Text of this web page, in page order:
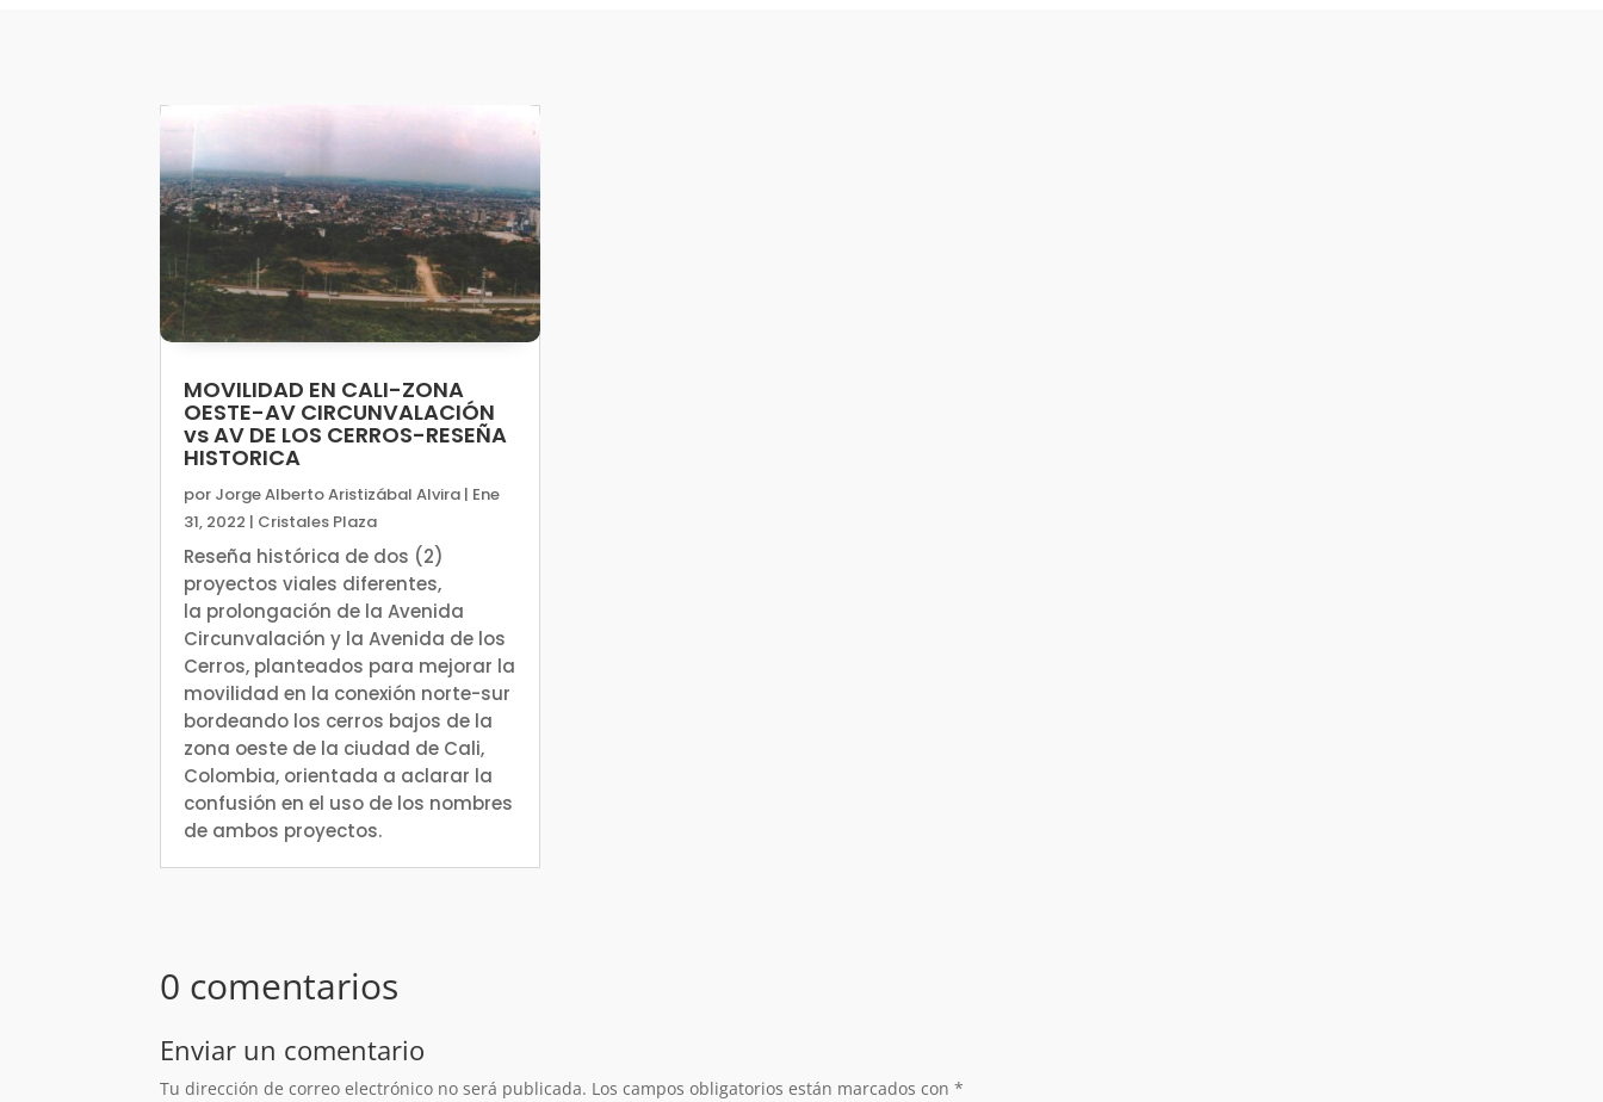
MOVILIDAD EN CALI-ZONA
OESTE-AV CIRCUNVALACIÓN
vs AV DE LOS CERROS-RESEÑA
HISTORICA
por Jorge Alberto Aristizábal Alvira | Ene
31, 2022 | Cristales Plaza
Reseña histórica de dos (2)
proyectos viales diferentes,
la prolongación de la Avenida
Circunvalación y la Avenida de los
Cerros, planteados para mejorar la
movilidad en la conexión norte-sur
bordeando los cerros bajos de la
zona oeste de la ciudad de Cali,
Colombia, orientada a aclarar la
confusión en el uso de los nombres
de ambos proyectos.
0 comentarios
Enviar un comentario
Tu dirección de correo electrónico no será publicada. Los campos obligatorios están marcados con*